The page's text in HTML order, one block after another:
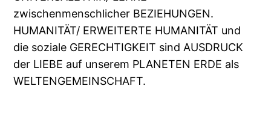
zwischenmenschlicher BEZIEHUNGEN.
HUMANITÄT/ ERWEITERTE HUMANITÄT und
die soziale GERECHTIGKEIT sind AUSDRUCK
der LIEBE auf unserem PLANETEN ERDE als
WELTENGEMEINSCHAFT.